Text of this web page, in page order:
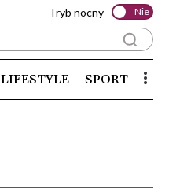
Tryb nocny Nie
LIFESTYLE SPORT